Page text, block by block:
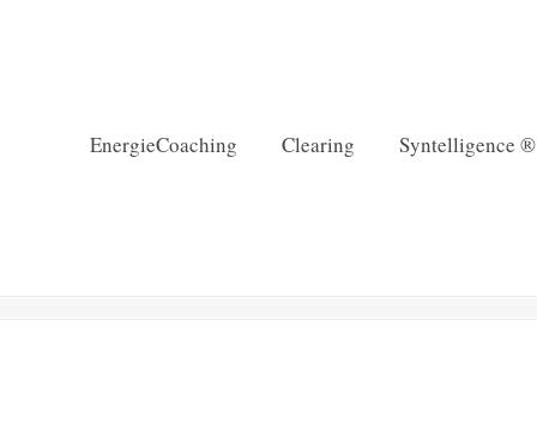
EnergieCoaching Clearing Syntelligence ®